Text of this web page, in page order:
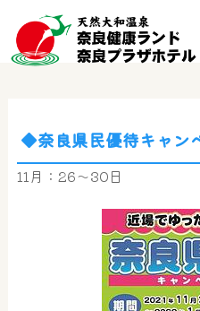
◆奈良県民優待キャン
11月：26～30日AIコンシェルジュ
オンライン
奈良健康ランド AI
ご質問をお伺いしま